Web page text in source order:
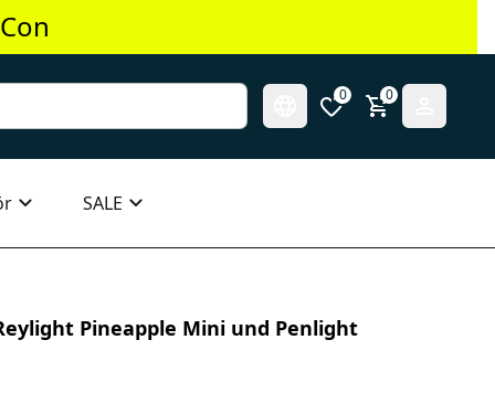
0 0
SALE
Pineapple Mini und Penlight